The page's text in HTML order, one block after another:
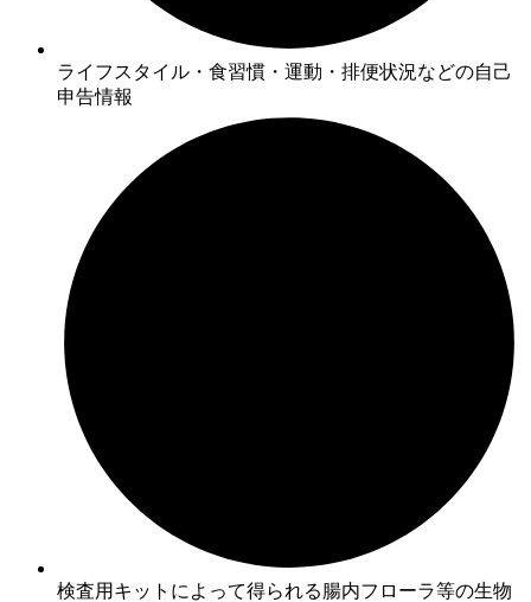
ライフスタイル・食習慣・運動・排便状況などの自己
申告情報
検査用キットによって得られる腸内フローラ等の生物